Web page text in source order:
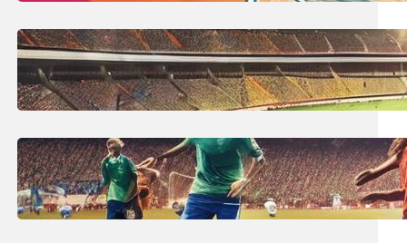
6 lipca, 2025
Największy stadion na świecie:
Top 10 największych obiektów
piłkarskich!
5 lipca, 2025
Ile trwa mecz piłki nożnej? Czas
gry, przerwa i co wpływa na to?